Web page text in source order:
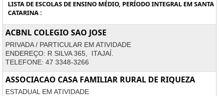
LISTA DE ESCOLAS DE ENSINO MÉDIO, PERÍODO INTEGRAL EM SANTA
CATARINA :
ACBNL COLEGIO SAO JOSE
PRIVADA / PARTICULAR EM ATIVIDADE
ENDEREÇO: R SILVA 365, ITAJAÍ.
TELEFONE: 47 3348-3266
ASSOCIACAO CASA FAMILIAR RURAL DE RIQUEZA
ESTADUAL EM ATIVIDADE